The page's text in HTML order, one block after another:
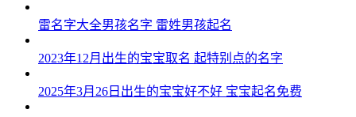
雷名字大全男孩名字 雷姓男孩起名
2023年12月出生的宝宝取名 起特别点的名字
2025年3月26日出生的宝宝好不好 宝宝起名免费